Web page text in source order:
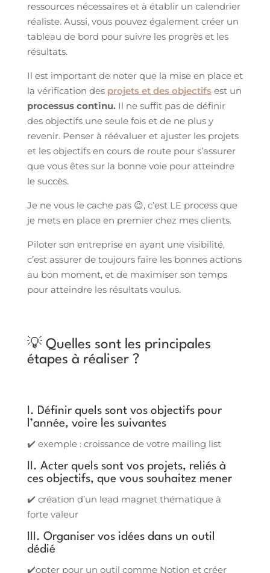
ressources nécessaires et à établir un calendrier
réaliste. Aussi, vous pouvez également créer un
tableau de bord pour suivre les progrès et les
résultats.
Il est important de noter que la mise en place et
la vérification des projets et des objectifsest un
processus continu.Il ne suffit pas de définir
des objectifs une seule fois et de ne plus y
revenir. Penser à réévaluer et ajuster les projets
et les objectifs en cours de route pour s’assurer
que vous êtes sur la bonne voie pour atteindre
le succès.
Je ne vous le cache pas 😉, c’est LE process que
je mets en place en premier chez mes clients.
Piloter son entreprise en ayant une visibilité,
c’est assurer de toujours faire les bonnes actions
au bon moment, et de maximiser son temps
pour atteindre les résultats voulus.
💡 Quelles sont les principales
étapes à réaliser ?
I. Définir quels sont vos objectifs pour
l’année, voire les suivantes
✔️ exemple : croissance de votre mailing list
II. Acter quels sont vos projets, reliés à
ces objectifs, que vous souhaitez mener
✔️ création d’un lead magnet thématique à
forte valeur
III. Organiser vos idées dans un outil
dédié
✔️opter pour un outil comme Notion et créer